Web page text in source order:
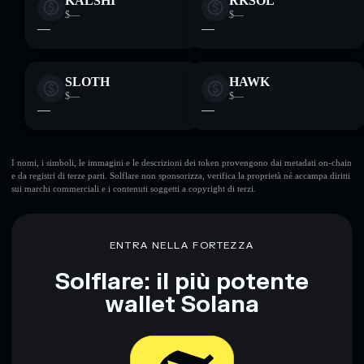
$—
—
$—
—
SLOTH
$—
—
HAWK
$—
—
I nomi, i simboli, le immagini e le descrizioni dei token provengono dai metadati on-chain
e da registri di terze parti. Solflare non sponsorizza, verifica la proprietà né accampa diritti
sui marchi commerciali e i contenuti soggetti a copyright di terzi.
ENTRA NELLA FORTEZZA
Solflare: il più potente
wallet Solana